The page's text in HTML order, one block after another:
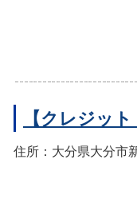
【クレジッ
住所：大分県大分市